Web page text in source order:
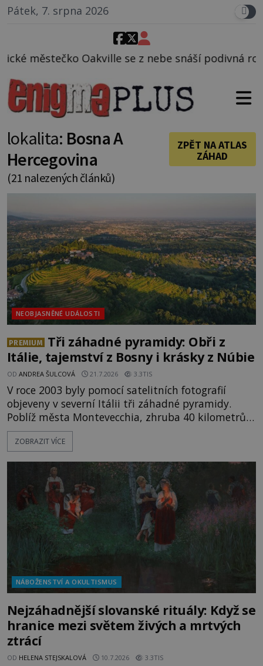
Pátek, 7. srpna 2026
z nebe snáší podivná rosolovitá látka
lokalita: Bosna A
Hercegovina
(21 nalezených článků)
ZPĚT NA ATLAS
ZÁHAD
NEOBJASNĚNÉ UDÁLOSTI
PREMIUM
Tři záhadné pyramidy: Obři z
Itálie, tajemství z Bosny i krásky z Núbie
OD ANDREA ŠULCOVÁ 21.7.2026 3.3TIS
V roce 2003 byly pomocí satelitních fotografií
objeveny v severní Itálii tři záhadné pyramidy.
Poblíž města Montevecchia, zhruba 40 kilometrů
severovýchodně od Milána, stojí kopie komplexu
slavných egyptských pyramid v Gíze. Jejich téměř
okamžitě vzbudily pozornost archeologů i
záhadologů. Jsou tyto stavby
ZOBRAZIT VÍCE
NÁBOŽENSTVÍ A OKULTISMUS
Nejzáhadnější slovanské rituály: Když se
hranice mezi světem živých a mrtvých
ztrácí
OD HELENA STEJSKALOVÁ 10.7.2026 3.3TIS